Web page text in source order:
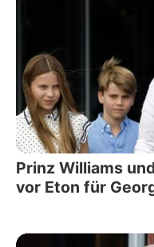
Prinz Williams
vor Eton für